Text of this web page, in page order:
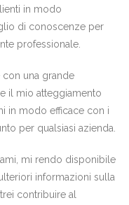
in modo
di conoscenze per
professionale.
con una grande
il mio atteggiamento
in modo efficace con i
per qualsiasi azienda.
mi rendo disponibile
informazioni sulla
contribuire al